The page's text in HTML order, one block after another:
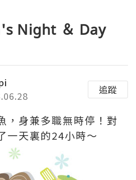
Night ＆ Day
追蹤
，身兼多職無時停！對
一天裏的24小時〜